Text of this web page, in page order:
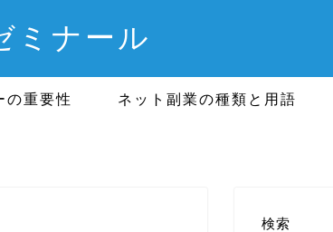
ミナール
の重要性 ネット副業の種類と用語
検索